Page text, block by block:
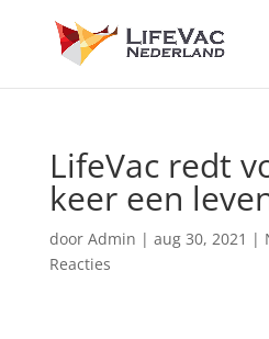
LifeVac redt
keer een
door Admin | aug 30, 2021 |
Reacties